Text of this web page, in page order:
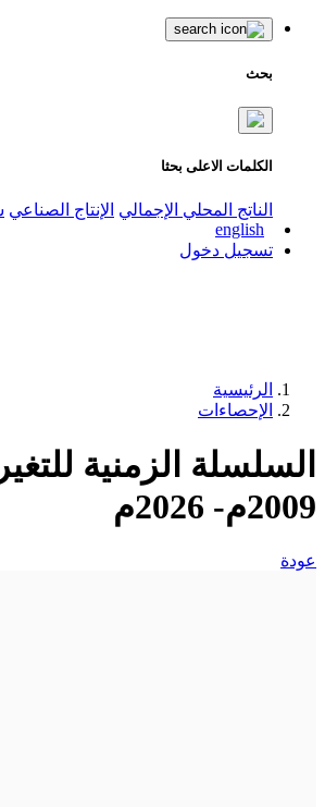
بحث
الكلمات الاعلى بحثا
الناتج المحلي الإجمالي الإنتاج الصناعي
english
تسجيل دخول
الرئيسية
الإحصاءات
السلسلة الزمنية
2009م- 2026م
عودة